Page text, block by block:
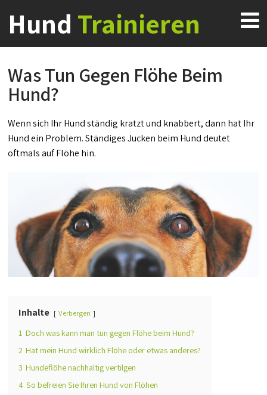
Hund Trainieren
Was Tun Gegen Flöhe Beim
Hund?
Wenn sich Ihr Hund ständig kratzt und knabbert, dann hat Ihr
Hund ein Problem. Ständiges Jucken beim Hund deutet
oftmals auf Flöhe hin.
Inhalte Verbergen
1 Doch was kann man tun gegen Flöhe beim Hund?
2 Hat mein Hund wirklich Flöhe oder etwas anderes?
3 Hundeflöhe nachhaltig vertilgen
4 So befreien Sie Ihren Hund von Flöhen